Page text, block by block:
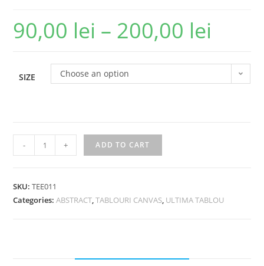
90,00 lei – 200,00 lei
SIZE Choose an option
- + ADD TO CART
SKU:TEE011
Categories:ABSTRACT,TABLOURI CANVAS, ULTIMA TABLOU